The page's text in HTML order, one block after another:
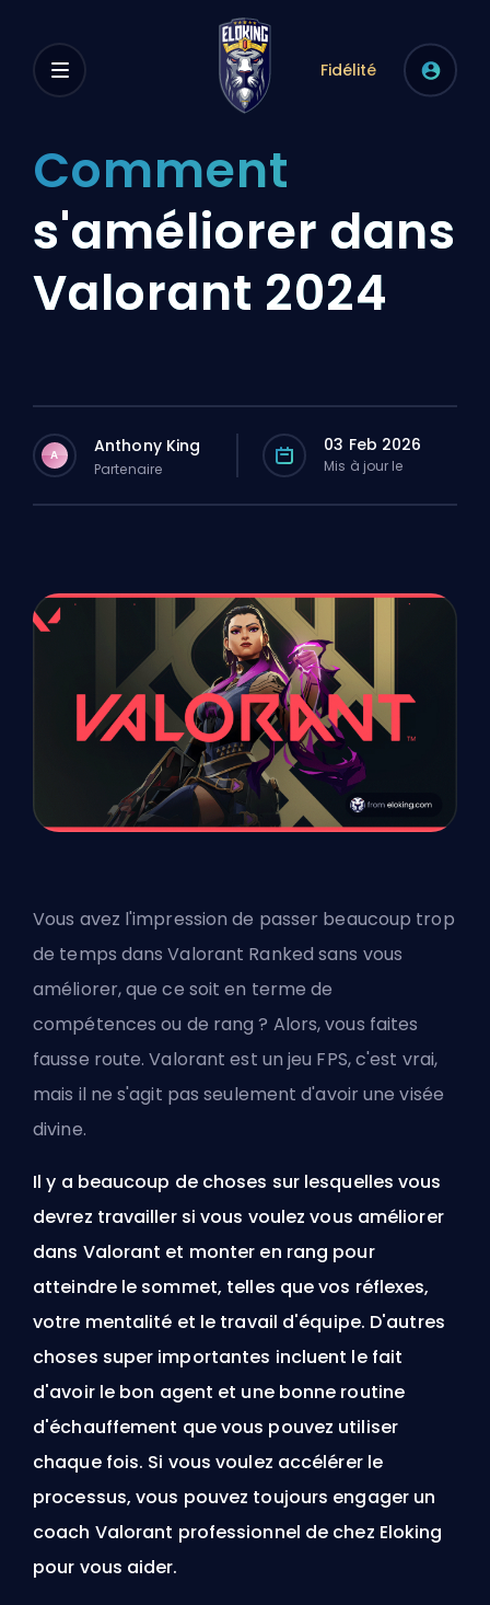
Fidélité
Comment
s'améliorer dans
Valorant 2024
A Anthony King
Partenaire
03 Feb 2026
Mis à jour le
Vous avez l'impression de passer beaucoup trop
de temps dans Valorant Ranked sans vous
améliorer, que ce soit en terme de
compétences ou de rang ? Alors, vous faites
fausse route. Valorant est un jeu FPS, c'est vrai,
mais il ne s'agit pas seulement d'avoir une visée
divine.
Il y a beaucoup de choses sur lesquelles vous
devrez travailler si vous voulez vous améliorer
dans Valorant et monter en rang pour
atteindre le sommet, telles que vos réflexes,
votre mentalité et le travail d'équipe. D'autres
choses super importantes incluent le fait
d'avoir le bon agent et une bonne routine
d'échauffement que vous pouvez utiliser
chaque fois. Si vous voulez accélérer le
processus, vous pouvez toujours engager un
coach Valorant professionnel de chez Eloking
pour vous aider.